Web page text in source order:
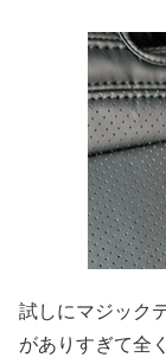
試しにマジック
がありすぎて全